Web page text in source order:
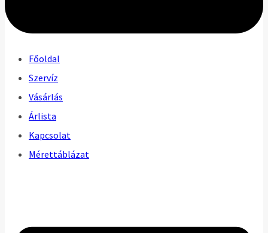
Főoldal
Szervíz
Vásárlás
Árlista
Kapcsolat
Mérettáblázat